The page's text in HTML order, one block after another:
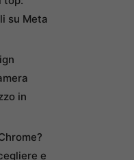
su Meta
in
e